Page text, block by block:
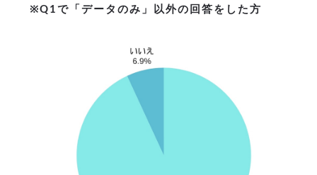
※Q1で「データのみ」以外の回答をした方